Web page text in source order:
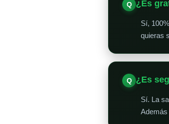
¿Es
Sí,
quieras
¿Es
Sí. La
Además